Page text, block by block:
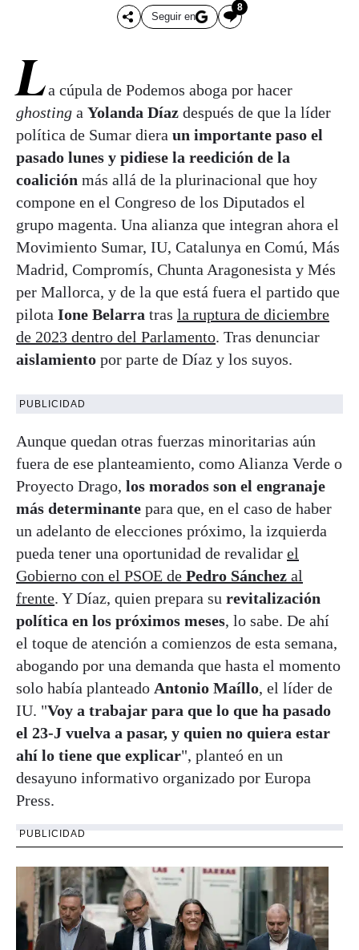
Seguir en
8
La cúpula de Podemos aboga por hacer
ghosting a Yolanda Díaz después de que la líder
política de Sumar diera un importante paso el
pasado lunes y pidiese la reedición de la
coalición más allá de la plurinacional que hoy
compone en el Congreso de los Diputados el
grupo magenta. Una alianza que integran ahora el
Movimiento Sumar, IU, Catalunya en Comú, Más
Madrid, Compromís, Chunta Aragonesista y Més
per Mallorca, y de la que está fuera el partido que
pilota Ione Belarra tras la ruptura de diciembre
de 2023 dentro del Parlamento. Tras denunciar
aislamiento por parte de Díaz y los suyos.
PUBLICIDAD
Aunque quedan otras fuerzas minoritarias aún
fuera de ese planteamiento, como Alianza Verde o
Proyecto Drago, los morados son el engranaje
más determinante para que, en el caso de haber
un adelanto de elecciones próximo, la izquierda
pueda tener una oportunidad de revalidar el
Gobierno con el PSOE de Pedro Sánchez al
frente. Y Díaz, quien prepara su revitalización
política en los próximos meses, lo sabe. De ahí
el toque de atención a comienzos de esta semana,
abogando por una demanda que hasta el momento
solo había planteado Antonio Maíllo, el líder de
IU. "Voy a trabajar para que lo que ha pasado
el 23-J vuelva a pasar, y quien no quiera estar
ahí lo tiene que explicar", planteó en un
desayuno informativo organizado por Europa
Press.
PUBLICIDAD